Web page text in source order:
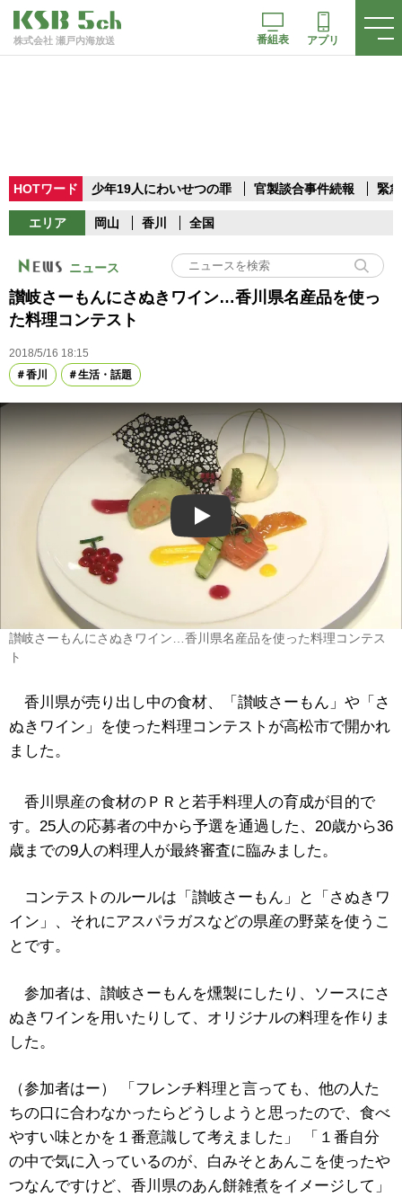
株式会社 瀬戸内海放送 番組表 アプリ
HOTワード 少年19人にわいせつの罪 官製談合事件続報 緊
エリア 岡山 香川 全国
ニュース
讃岐さーもんにさぬきワイン…香川県名産品を使っ
た料理コンテスト
2018/5/16 18:15
香川
生活・話題
Play
讃岐さーもんにさぬきワイン…香川県名産品を使った料理コンテス
ト
香川県が売り出し中の食材、「讃岐さーもん」や「さ
ぬきワイン」を使った料理コンテストが高松市で開かれ
ました。
香川県産の食材のＰＲと若手料理人の育成が目的で
す。25人の応募者の中から予選を通過した、20歳から36
歳までの9人の料理人が最終審査に臨みました。
コンテストのルールは「讃岐さーもん」と「さぬきワ
イン」、それにアスパラガスなどの県産の野菜を使うこ
とです。
参加者は、讃岐さーもんを燻製にしたり、ソースにさ
ぬきワインを用いたりして、オリジナルの料理を作りま
した。
（参加者はー） 「フレンチ料理と言っても、他の人た
ちの口に合わなかったらどうしようと思ったので、食べ
やすい味とかを１番意識して考えました」 「１番自分
の中で気に入っているのが、白みそとあんこを使ったや
つなんですけど、香川県のあん餅雑煮をイメージして」